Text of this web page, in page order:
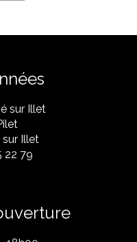
sur Illet
sur Illet
22 79